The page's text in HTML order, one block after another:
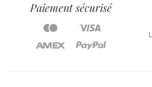
Paiement sécurisé